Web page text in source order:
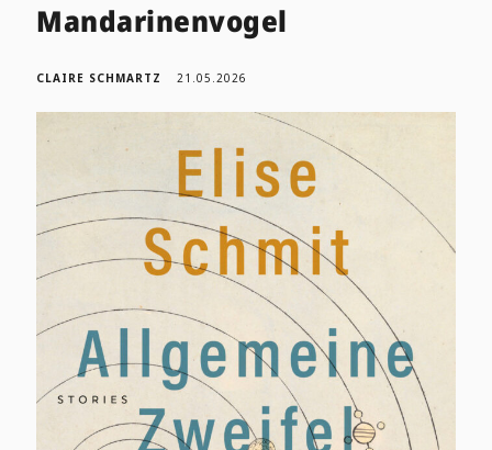
Mandarinenvogel
CLAIRE SCHMARTZ 21.05.2026